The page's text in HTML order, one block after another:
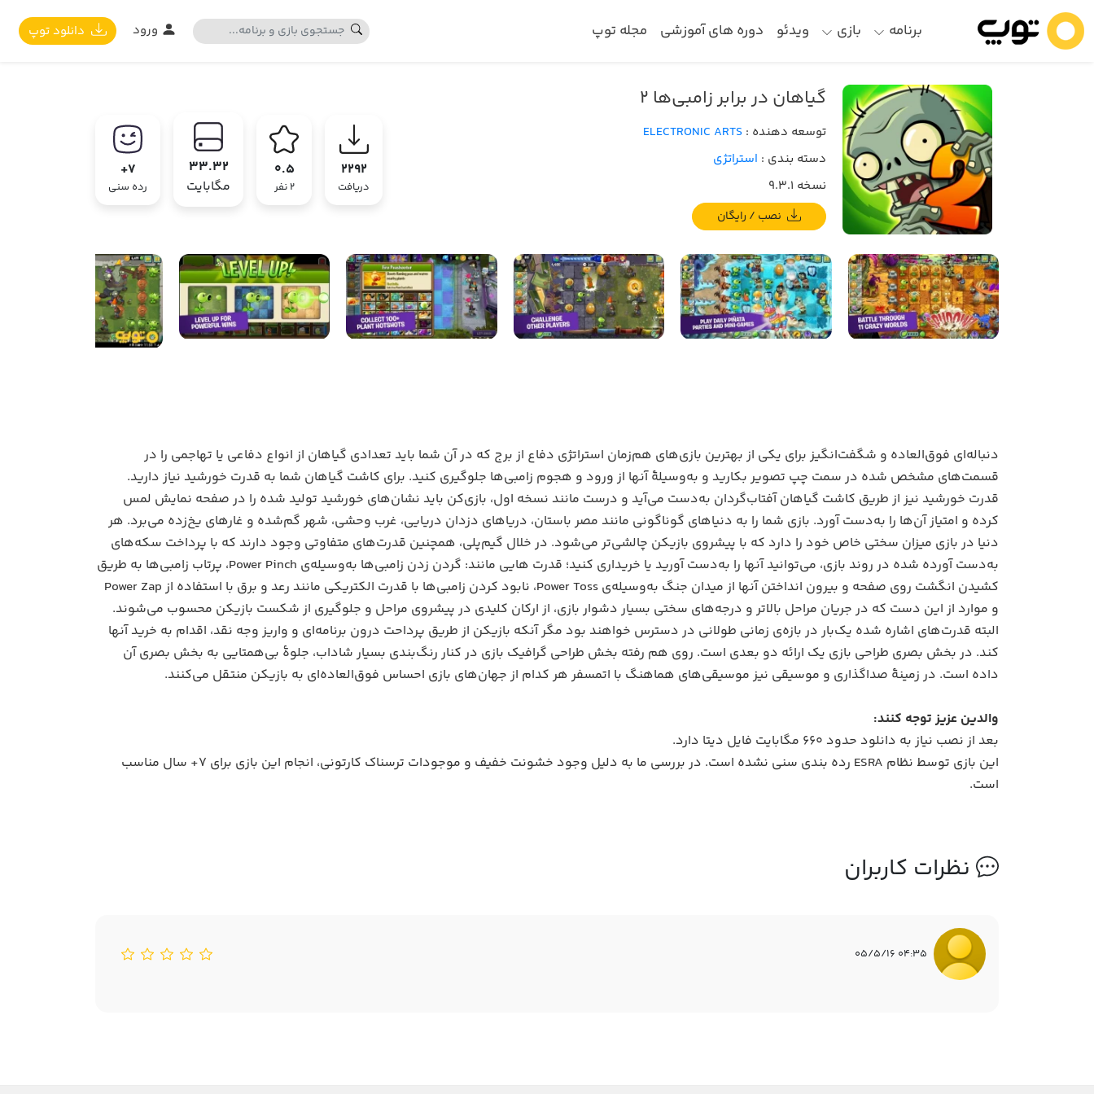
برنامه بازی ویدئو دوره های آموزشی مجله توپ دانلود توپ
گیاهان در برابر زامبی‌ها ۲
توسعه دهنده : ELECTRONIC ARTS
دسته بندی : استراتژی
نسخه 9.3.1
2292
دریافت
0.5
2 نفر
33.32
مگابایت
7+
رده سنی
دنباله‌ای فوق‌العاده و شگفت‌انگیز برای یکی از بهترین بازی‌های هم‌زمان استراتژی دفاع از برج که در آن شما باید تعدادی گیاهان از انواع دفاعی یا تهاجمی را در
قسمت‌های مشخص شده در سمت چپ تصویر بکارید و به‌وسیلۀ آنها از ورود و هجوم زامبی‌ها جلوگیری کنید. برای کاشت گیاهان شما به قدرت خورشید نیاز دارید.
قدرت خورشید نیز از طریق کاشت گیاهان آفتاب‌گردان به‌دست می‌آید و درست مانند نسخه اول، بازی‌کن باید نشان‌های خورشید تولید شده را در صفحه‌ نمایش لمس
کرده و امتیاز آن‌ها را به‌دست آورد. بازی شما را به دنیاهای گوناگونی مانند مصر باستان، دریاهای دزدان دریایی، غرب وحشی، شهر گم‌شده و غار‌های یخ‌زده می‌برد. هر
دنیا در بازی میزان سختی خاص خود را دارد که با پیشروی بازیکن چالشی‌تر می‌شود. در خلال گیم‌پلی، همچنین قدرت‌های متفاوتی وجود دارند که با پرداخت سکه‌‌های
به‌دست آورده شده در روند بازی، می‌توانید آنها را به‌دست آورید یا خریداری کنید؛ قدرت هایی مانند: گردن زدن زامبی‌ها به‌وسیله‌ی Power Pinch، پرتاب زامبی‌ها به طریق
کشیدن انگشت روی صفحه و بیرون انداختن آنها از میدان جنگ به‌وسیله‌ی Power Toss، نابود کردن زامبی‌ها با قدرت الکتریکی مانند رعد و برق با استفاده از Power Zap
و موارد از این دست که در جریان مراحل بالاتر و درجه‌های سختی بسیار دشوار بازی، از ارکان کلیدی در پیشروی مراحل و جلوگیری از شکست بازیکن محسوب می‌شوند.
البته قدرت‌های اشاره شده یک‌بار در بازه‌ی زمانی طولانی در دسترس خواهند بود مگر آنکه بازیکن از طریق پرداحت درون برنامه‌ای و واریز وجه نقد، اقدام به خرید آنها
کند. در بخش بصری طراحی بازی یک ارائه دو بعدی است. روی هم رفته بخش طراحی گرافیک بازی در کنار رنگ‌بندی بسیار شاداب، جلوۀ بی‌همتایی به بخش بصری آن
داده است. در زمینۀ صداگذاری و موسیقی نیز موسیقی‌های هماهنگ با اتمسفر هر کدام از جهان‌های بازی احساس فوق‌العاده‌ای به بازیکن منتقل می‌کنند.
والدین عزیز توجه کنند:
بعد از نصب نیاز به دانلود حدود ۶۶۰ مگابایت فایل دیتا دارد.
این بازی توسط نظام ESRA رده بندی سنی نشده است. در بررسی ما به دلیل وجود خشونت خفیف و موجودات ترسناک کارتونی، انجام این بازی برای ۷+ سال مناسب
است.
نظرات کاربران
04:35 05/5/16